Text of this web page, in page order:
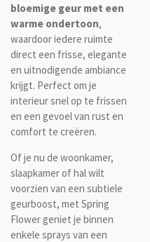
bloemige geur met een
warme ondertoon,
waardoor iedere ruimte
direct een frisse, elegante
en uitnodigende ambiance
krijgt. Perfect om je
interieur snel op te frissen
en een gevoel van rust en
comfort te creëren.
Of je nu de woonkamer,
slaapkamer of hal wilt
voorzien van een subtiele
geurboost, met Spring
Flower geniet je binnen
enkele sprays van een